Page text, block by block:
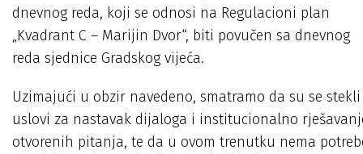
dnevnog reda, koji se odnosi na Regulacioni plan
„Kvadrant C – Marijin Dvor“, biti povučen sa dnevnog
reda sjednice Gradskog vijeća.
Uzimajući u obzir navedeno, smatramo da su se stekli
uslovi za nastavak dijaloga i institucionalno
otvorenih pitanja, te da u ovom trenutku nema